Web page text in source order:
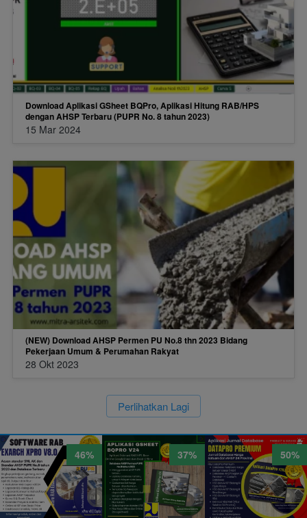
Download Aplikasi GSheet BQPro, Aplikasi Hitung RAB/HPS
dengan AHSP Terbaru (PUPR No. 8 tahun 2023)
15 Mar 2024
(NEW) Download AHSP Permen PU No.8 thn 2023 Bidang
Pekerjaan Umum & Perumahan Rakyat
28 Okt 2023
`Perlihatkan Lagi
46% 37% 50%